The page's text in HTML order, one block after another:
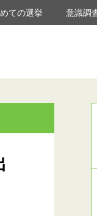
ての選挙 意識調